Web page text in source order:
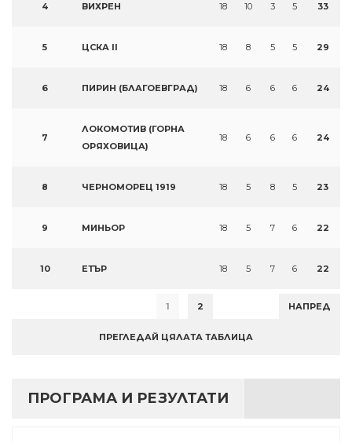
4 ВИХРЕН 18 10 3 5 33
5 ЦСКА II 18 8 5 5 29
6 ПИРИН (БЛАГОЕВГРАД) 18 6 6 6 24
7
ЛОКОМОТИВ (ГОРНА
ОРЯХОВИЦА)
18 6 6 6 24
8 ЧЕРНОМОРЕЦ 1919 18 5 8 5 23
9 МИНЬОР 18 5 7 6 22
10 ЕТЪР 18 5 7 6 22
1 2 НАПРЕД
ПРЕГЛЕДАЙ ЦЯЛАТА ТАБЛИЦА
ПРОГРАМА И РЕЗУЛТАТИ